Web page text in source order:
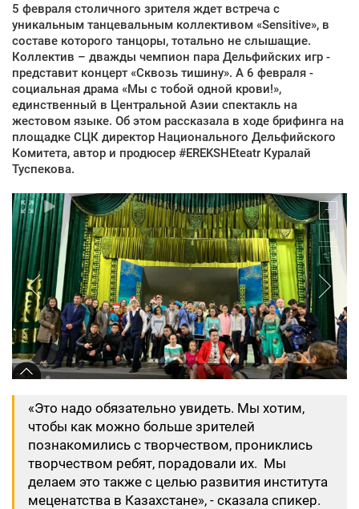
5 февраля столичного зрителя ждет встреча с
уникальным танцевальным коллективом «Sensitive», в
составе которого танцоры, тотально не слышащие.
Коллектив – дважды чемпион пара Дельфийских игр -
представит концерт «Сквозь тишину». А 6 февраля -
социальная драма «Мы с тобой одной крови!»,
единственный в Центральной Азии спектакль на
жестовом языке. Об этом рассказала в ходе брифинга на
площадке СЦК директор Национального Дельфийского
Комитета, автор и продюсер #EREKSHEteatr Куралай
Туспекова.
«Это надо обязательно увидеть. Мы хотим,
чтобы как можно больше зрителей
познакомились с творчеством, прониклись
творчеством ребят, порадовали их. Мы
делаем это также с целью развития института
меценатства в Казахстане», - сказала спикер.